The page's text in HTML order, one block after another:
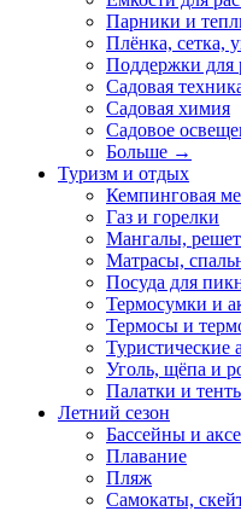
Парники и
Плёнка, сетка,
Поддержки для
Садовая
Садовая химия
Садовое
Больше →
Туризм и отдых
Кемпинговая
Газ и горелки
Мангалы,
Матрасы,
Посуда для
Термосумки и
Термосы и
Туристические
Уголь, щёпа и
Палатки и
Летний сезон
Бассейны и
Плавание
Пляж
Самокаты,